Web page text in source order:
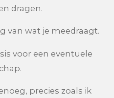
dragen.
van wat je meedraagt.
voor een eventuele
precies zoals ik